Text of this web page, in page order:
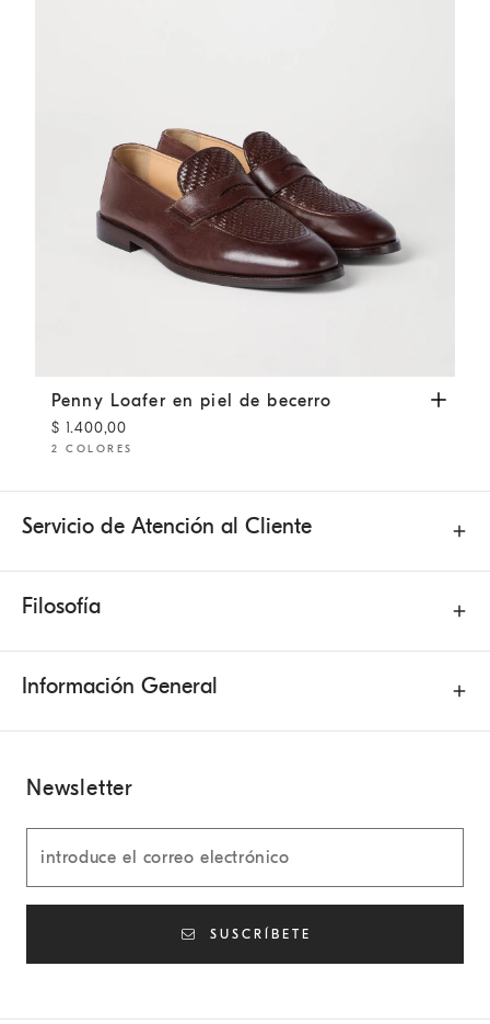
Penny Loafer en piel de becerro Marrón Oscuro
Penny Loafer en piel de becerro
$ 1.400,00
2 COLORES
Servicio de Atención al Cliente
Filosofía
Información General
Newsletter
SUSCRÍBETE